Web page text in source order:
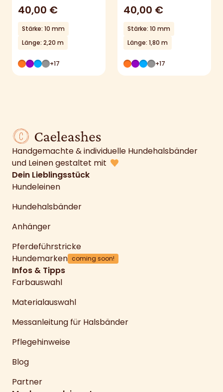
40,00 €
Stärke: 10 mm
Länge: 2,20 m
+17
40,00 €
Stärke: 10 mm
Länge: 1,80 m
+17
Handgemachte & individuelle Hundehalsbänder
und Leinen gestaltet mit
Dein Lieblingsstück
Hundeleinen
Hundehalsbänder
Anhänger
Pferdeführstricke
Hundemarken coming soon!
Infos & Tipps
Farbauswahl
Materialauswahl
Messanleitung für Halsbänder
Pflegehinweise
Blog
Partner